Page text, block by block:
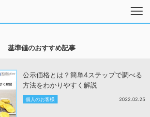
基準値のおすすめ記事
公示価格とは？簡単4ステップで調べる
方法をわかりやすく解説
個人のお客様 2022.02.25